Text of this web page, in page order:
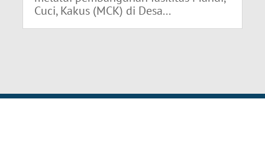
Cuci, Kakus (MCK) di Desa...